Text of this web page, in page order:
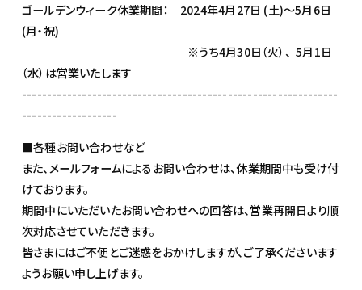
ゴールデンウィーク休業期間： 2024年4月27日 (土)～5月6日
(月・祝)
※うち4月30日（火）、 5月1日
（水）は営業いたします
---------------------------------------------------------------
-------------------
■各種お問い合わせなど
また、メールフォームによるお問い合わせは、休業期間中も受け付
けております。
期間中にいただいたお問い合わせへの回答は、営業再開日より順
次対応させていただきます。
皆さまにはご不便とご迷惑をおかけしますが、ご了承くださいます
ようお願い申し上げます。